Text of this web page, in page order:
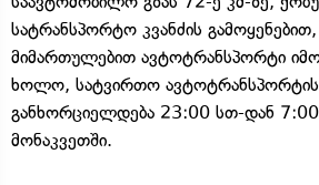
სატრანსპორტო კვანძის
მიმართულებით ავტოტრანსპორტი
ხოლო, სატვირთო
განხორციელდება 23:00 სთ-დან
მონაკვეთში.